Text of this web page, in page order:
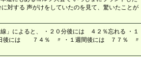
対する 声がけをしていたのを見て、驚いたことが
線」によると、 ・２０分後には ４２％忘れる ・１
後には ７４％ 〃 ・１週間後には ７７％ 〃